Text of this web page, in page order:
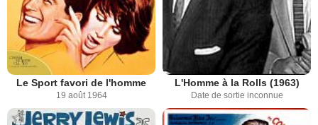
Le Sport favori de l'homme
19 août 1964
L'Homme à la Rolls (1963)
Date de sortie inconnue